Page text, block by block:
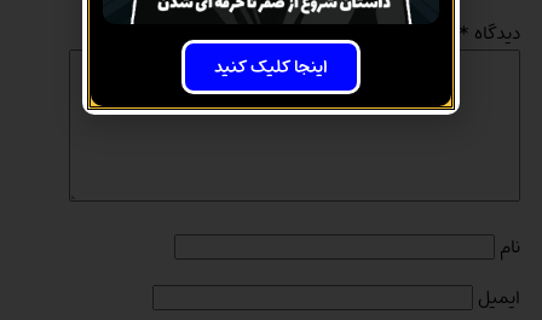
دیدگاه *
نام
ایمیل
اینجا کلیک کنید